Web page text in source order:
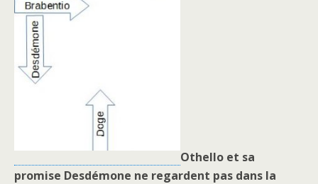
Othello et sa
promise Desdémone ne regardent pas dans la